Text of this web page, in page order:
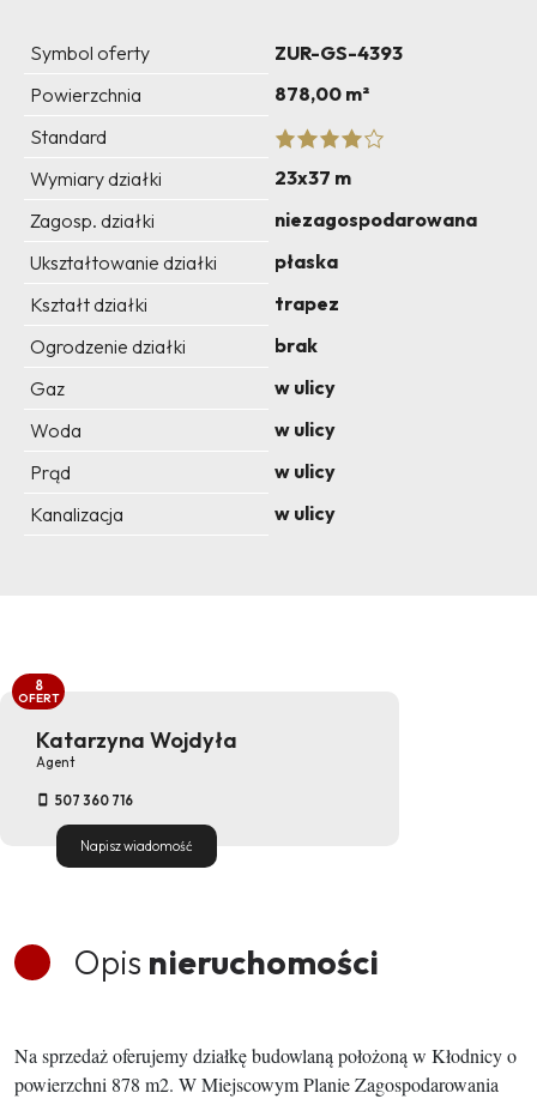
Symbol oferty
ZUR-GS-4393
Powierzchnia
878,00 m²
Standard
Wymiary działki
23x37 m
Zagosp. działki
niezagospodarowana
Ukształtowanie działki
płaska
Kształt działki
trapez
Ogrodzenie działki
brak
Gaz
w ulicy
Woda
w ulicy
Prąd
w ulicy
Kanalizacja
w ulicy
Katarzyna Wojdyła
Agent
507 360 716
Napisz wiadomość
8
OFERT
Opis nieruchomości
Na sprzedaż oferujemy działkę budowlaną położoną w Kłodnicy o
powierzchni 878 m2. W Miejscowym Planie Zagospodarowania